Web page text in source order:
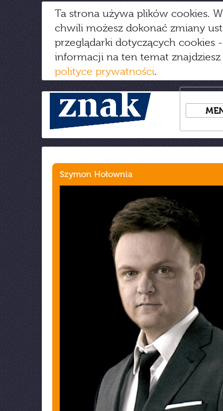
Ta strona używa plików cookies.
chwili możesz dokonać zmiany
przeglądarki dotyczących cookies
informacji na ten temat
polityce prywatności.
Szymon Hołownia